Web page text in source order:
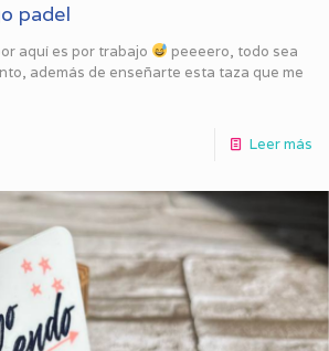
padel
aquí es por trabajo
peeeero, todo sea
además de enseñarte esta taza que me
Leer más